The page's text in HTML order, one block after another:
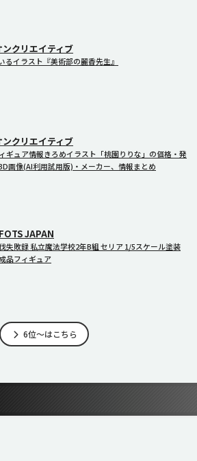
ンクリエイティブ
るイラスト『美術部の麗香先生』
ンクリエイティブ
ギュア情報きろめイラスト「桃園りりな」の価格・発
画像(AI利用試用版)・メーカー、情報まとめ
JAPAN
失敗録 私立魔法学校2年B組 セリア 1/5スケール塗装
品フィギュア
6位～はこちら